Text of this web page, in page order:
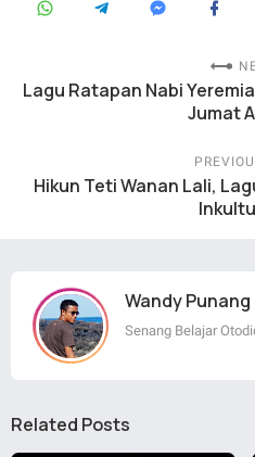
Lagu Ratapan Nabi
Jumat
Hikun Teti Wanan Lali,
Wandy Punang
Senang Belajar
Related Posts